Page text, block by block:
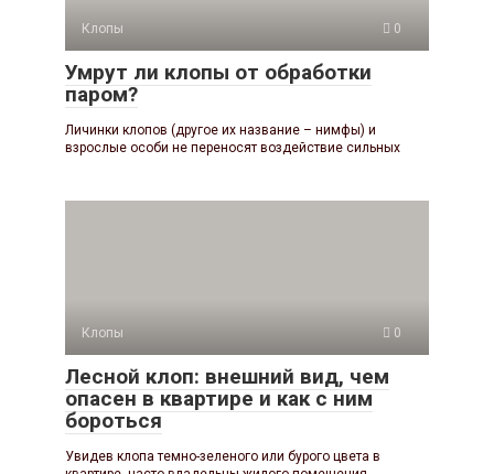
Клопы 0
Умрут ли клопы от обработки
паром?
Личинки клопов (другое их название – нимфы) и
взрослые особи не переносят воздействие сильных
Клопы 0
Лесной клоп: внешний вид, чем
опасен в квартире и как с ним
бороться
Увидев клопа темно-зеленого или бурого цвета в